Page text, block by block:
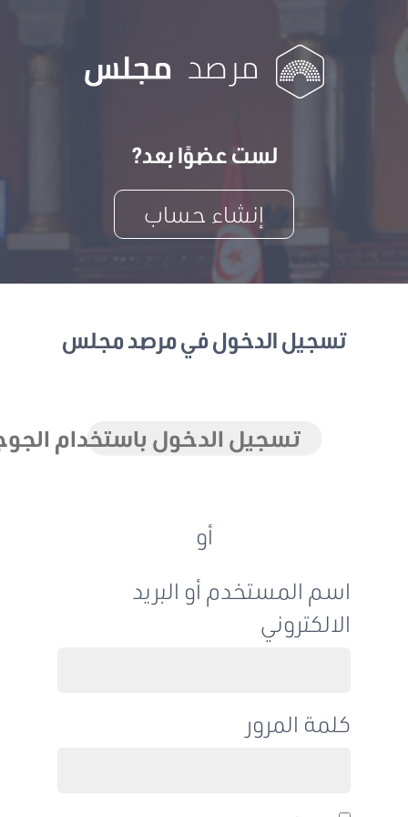
لست عضوًا بعد?
إنشاء حساب
تسجيل الدخول في مرصد مجلس
تسجيل الدخول باستخدام الجوجل
اسم المستخدم أو البريد
الالكتروني
كلمة المرور